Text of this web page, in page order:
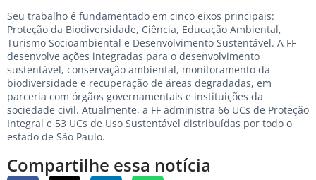
Seu trabalho é fundamentado em cinco eixos principais:
Proteção da Biodiversidade, Ciência, Educação Ambiental,
Turismo Socioambiental e Desenvolvimento Sustentável. A FF
desenvolve ações integradas para o desenvolvimento
sustentável, conservação ambiental, monitoramento da
biodiversidade e recuperação de áreas degradadas, em
parceria com órgãos governamentais e instituições da
sociedade civil. Atualmente, a FF administra 66 UCs de Proteção
Integral e 53 UCs de Uso Sustentável distribuídas por todo o
estado de São Paulo.
Compartilhe essa notícia